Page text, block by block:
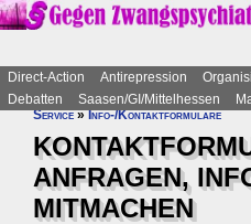
Direct-Action Antirepression
Debatten
Saasen/GI/Mittelhessen
Service»Info-/Kontaktformulare
ANFRAGEN,
MITMACHEN